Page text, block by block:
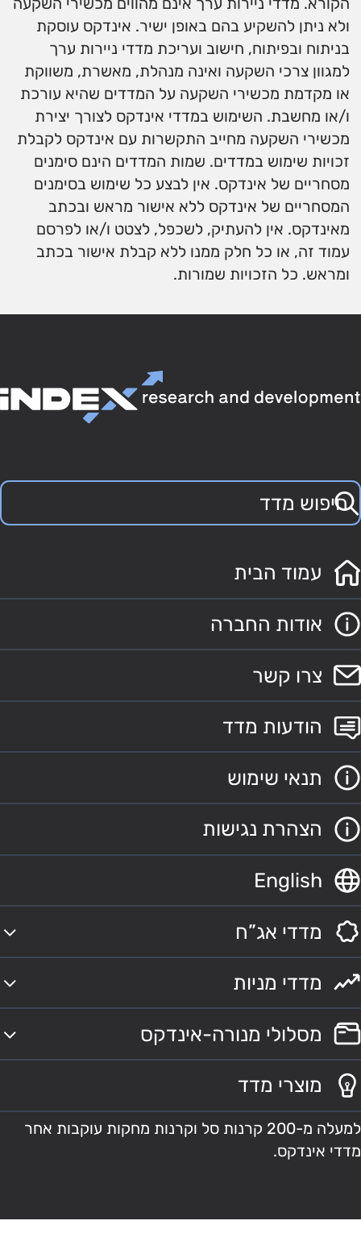
הקורא. מדדי ניירות ערך אינם מהווים מכשירי השקעה
ולא ניתן להשקיע בהם באופן ישיר. אינדקס עוסקת
בניתוח ובפיתוח, חישוב ועריכת מדדי ניירות ערך
למגוון צרכי השקעה ואינה מנהלת, מאשרת, משווקת
או מקדמת מכשירי השקעה על המדדים שהיא עורכת
ו/או מחשבת. השימוש במדדי אינדקס לצורך יצירת
מכשירי השקעה מחייב התקשרות עם אינדקס לקבלת
זכויות שימוש במדדים. שמות המדדים הינם סימנים
מסחריים של אינדקס. אין לבצע כל שימוש בסימנים
המסחריים של אינדקס ללא אישור מראש ובכתב
מאינדקס. אין להעתיק, לשכפל, לצטט ו/או לפרסם
עמוד זה, או כל חלק ממנו ללא קבלת אישור בכתב
ומראש. כל הזכויות שמורות.
עמוד הבית
אודות החברה
צרו קשר
הודעות מדד
תנאי שימוש
הצהרת נגישות
English
מדדי אג”ח
מדדי מניות
מסלולי מנורה-אינדקס
מוצרי מדד
למעלה מ-200 קרנות סל וקרנות מחקות עוקבות אחר
מדדי אינדקס.